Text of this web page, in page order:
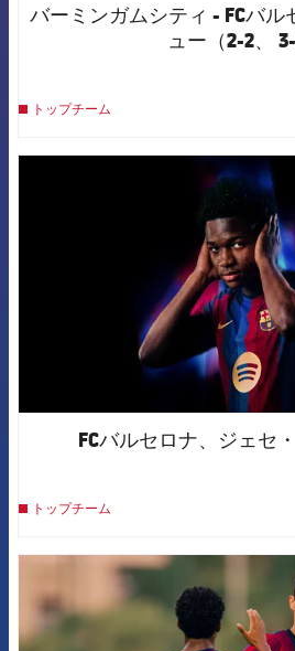
バーミンガムシティ - FCバ
ュー（2-2、 3-
トップチーム
FCB
FCバルセロナ、ジェセ
トップチーム
FCB